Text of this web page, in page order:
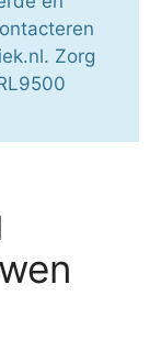
Zorg